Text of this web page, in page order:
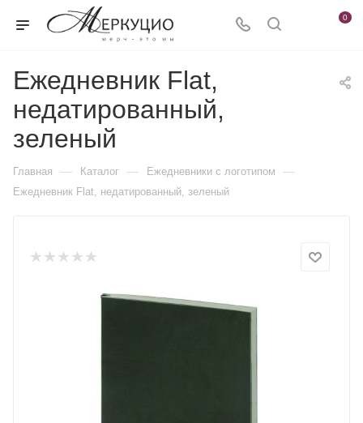
0
Ежедневник Flat,
недатированный,
зеленый
Главная — Каталог — Ежедневники c логотипом —
Ежедневник Flat, недатированный, зеленый